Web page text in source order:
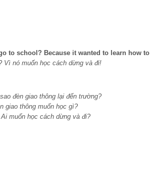
to school? Because it wanted to learn how to
Vì nó muốn học cách dừng và đi!
đèn giao thông lại đến trường?
giao thông muốn học gì?
Ai muốn học cách dừng và đi?